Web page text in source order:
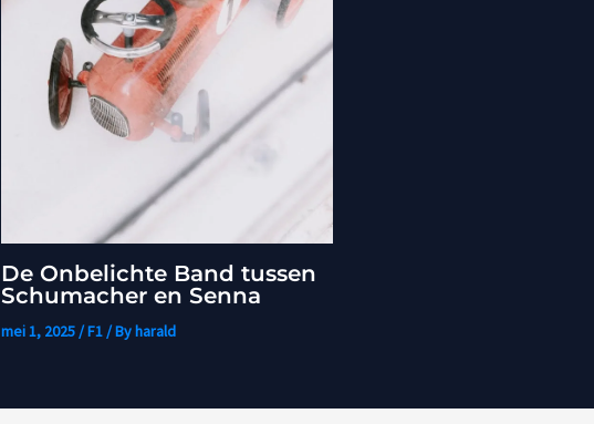
De Onbelichte Band tussen
Schumacher en Senna
mei 1, 2025/F1/ By harald